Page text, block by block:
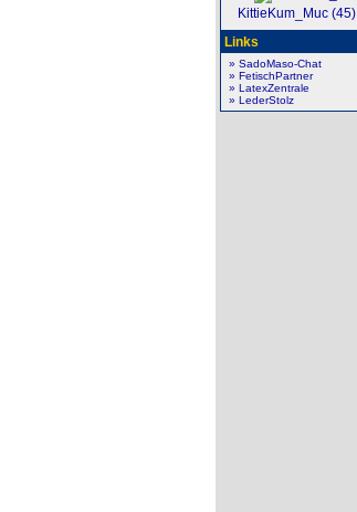
KittieKum_Muc (45)
Links
» SadoMaso-Chat
» FetischPartner
» LatexZentrale
» LederStolz